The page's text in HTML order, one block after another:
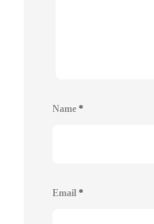
Name *
Email *